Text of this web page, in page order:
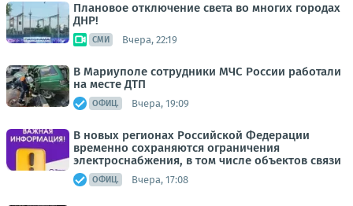
Плановое отключение света во многих городах
ДНР!
СМИ Вчера, 22:19
В Мариуполе сотрудники МЧС России работали
на месте ДТП
ОФИЦ. Вчера, 19:09
В новых регионах Российской Федерации
временно сохраняются ограничения
электроснабжения, в том числе объектов связи
ОФИЦ. Вчера, 17:08